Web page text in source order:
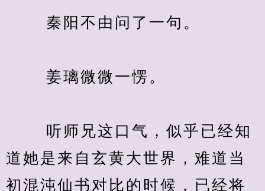
秦阳不由问了一句。
姜璃微微一愣。
听师兄这口气，似乎已经知
道她是来自玄黄大世界，难道当
初混沌仙书对比的时候，已经将